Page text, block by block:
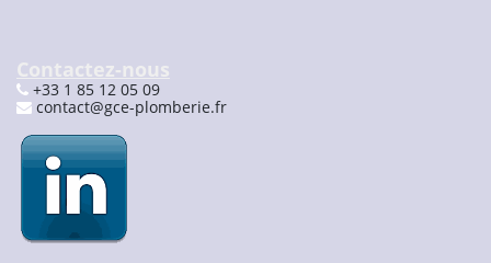
Contactez-nous
+33 1 85 12 05 09
contact@gce-plomberie.fr